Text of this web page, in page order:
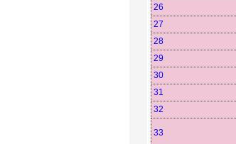
26
27
28
29
30
31
32
33